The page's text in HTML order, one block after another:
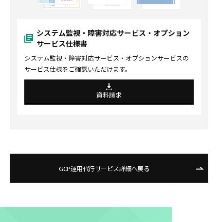
システム監視・障害対応サービス・オプション
サービス仕様書
システム監視・障害対応サービス・オプションサービスの
サービス仕様をご確認いただけます。
資料請求
GCP運用代行サービス詳細へ戻る